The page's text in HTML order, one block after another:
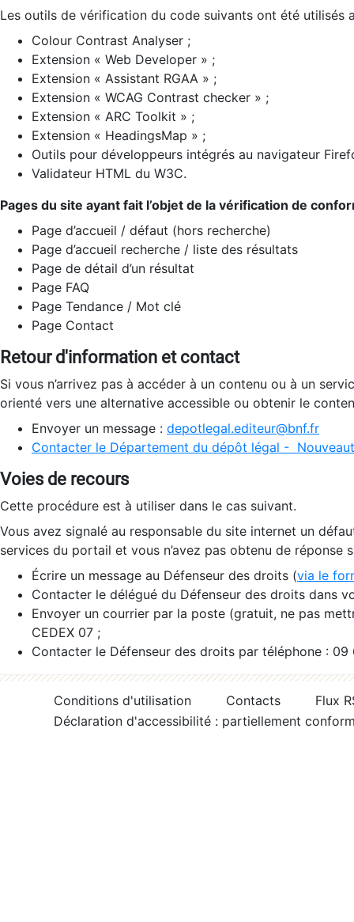
Les outils de vérification du code suivants ont été utilisés
Colour Contrast Analyser ;
Extension « Web Developer » ;
Extension « Assistant RGAA » ;
Extension « WCAG Contrast checker » ;
Extension « ARC Toolkit » ;
Extension « HeadingsMap » ;
Outils pour développeurs intégrés au navigateur
Validateur HTML du W3C.
Pages du site ayant fait l’objet de la vérification de
Page d’accueil / défaut (hors recherche)
Page d’accueil recherche / liste des résultats
Page de détail d’un résultat
Page FAQ
Page Tendance / Mot clé
Page Contact
Retour d'information et contact
Si vous n’arrivez pas à accéder à un contenu ou à un
orienté vers une alternative accessible ou obtenir le
Envoyer un message : depotlegal.editeur@bnf.fr
Contacter le Département du dépôt légal -
Voies de recours
Cette procédure est à utiliser dans le cas suivant.
Vous avez signalé au responsable du site internet un
services du portail et vous n’avez pas obtenu de réponse
Écrire un message au Défenseur des droits (via le
Contacter le délégué du Défenseur des droits dans
Envoyer un courrier par la poste (gratuit, ne pas
CEDEX 07 ;
Contacter le Défenseur des droits par téléphone :
Conditions d'utilisation Contacts
Flux
Déclaration d'accessibilité : partiellement